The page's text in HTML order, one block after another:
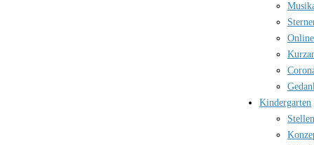
Kindergarten